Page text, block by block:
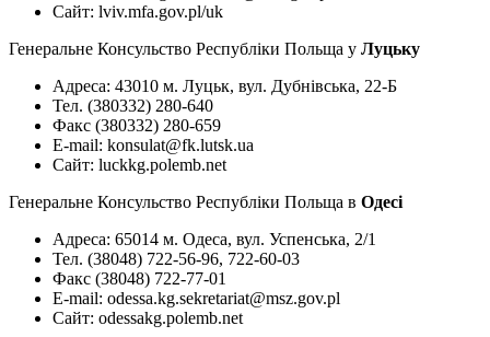
Сайт: lviv.mfa.gov.pl/uk
Генеральне Консульство Республіки Польща у Луцьку
Адреса: 43010 м. Луцьк, вул. Дубнівська, 22-Б
Тел. (380332) 280-640
Факс (380332) 280-659
E-mail: konsulat@fk.lutsk.ua
Сайт: luckkg.polemb.net
Генеральне Консульство Республіки Польща в Одесі
Адреса: 65014 м. Одеса, вул. Успенська, 2/1
Тел. (38048) 722-56-96, 722-60-03
Факс (38048) 722-77-01
E-mail: odessa.kg.sekretariat@msz.gov.pl
Сайт: odessakg.polemb.net